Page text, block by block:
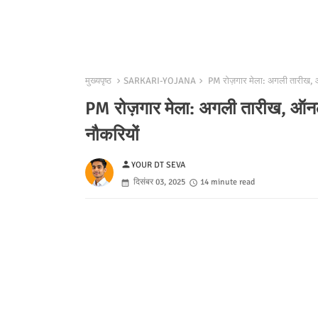
मुख्यपृष्ठ SARKARI-YOJANA PM रोज़गार मेला: अगली
PM रोज़गार मेला: अगली तारीख,
नौकरियों
personYOUR DT SEVA
दिसंबर 03, 2025
14 minute read